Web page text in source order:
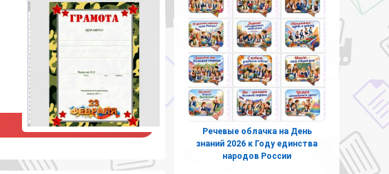
Речевые облачка на День
знаний 2026 к Году единства
народов России